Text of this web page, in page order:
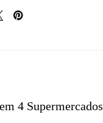
4 Supermercados